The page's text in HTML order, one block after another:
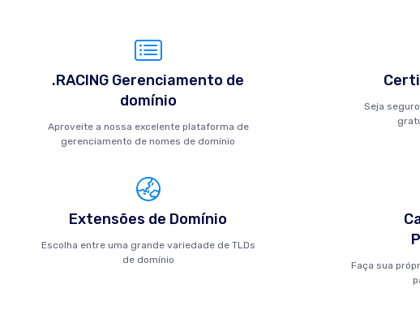
.RACING Gerenciamento de
domínio
Aproveite a nossa excelente plataforma de
gerenciamento de nomes de domínio
Seja
Extensões de Domínio
Escolha entre uma grande variedade de TLDs
de domínio
Faça sua